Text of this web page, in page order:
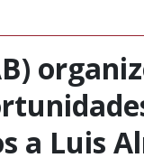
a Luis